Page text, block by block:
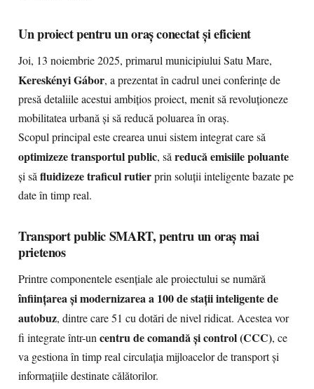
Un proiect pentru un oraș conectat și eficient
Joi, 13 noiembrie 2025, primarul municipiului Satu Mare,
Kereskényi Gábor, a prezentat în cadrul unei conferințe de
presă detaliile acestui ambițios proiect, menit să revoluționeze
mobilitatea urbană și să reducă poluarea în oraș.
Scopul principal este crearea unui sistem integrat care să
optimizeze transportul public, săreducă emisiile poluante
și săfluidizeze traficul rutierprin soluții inteligente bazate pe
date în timp real.
Transport public SMART, pentru un oraș mai
prietenos
Printre componentele esențiale ale proiectului se numără
înființarea și modernizarea a 100 de stații inteligente de
autobuz, dintre care 51 cu dotări de nivel ridicat. Acestea vor
fi integrate într-uncentru de comandă și control (CCC), ce
va gestiona în timp real circulația mijloacelor de transport și
informațiile destinate călătorilor.